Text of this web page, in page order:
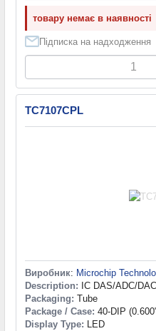
товару немає в наявності
Підписка на надходження
TC7107CPL
Виробник: Microchip
Description: IC DAS/ADC/
Packaging: Tube
Package / Case: 40-DIP
Display Type: LED